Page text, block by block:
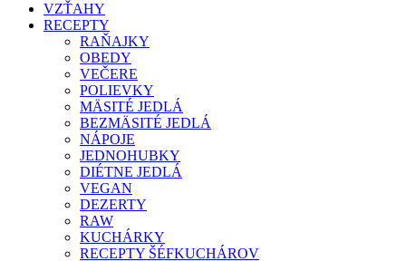
VZŤAHY
RECEPTY
RAŇAJKY
OBEDY
VEČERE
POLIEVKY
MÄSITÉ JEDLÁ
BEZMÄSITÉ JEDLÁ
NÁPOJE
JEDNOHUBKY
DIÉTNE JEDLÁ
VEGAN
DEZERTY
RAW
KUCHÁRKY
RECEPTY ŠÉFKUCHÁROV